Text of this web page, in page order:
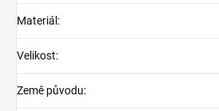
Materiál:
Velikost:
Země původu: